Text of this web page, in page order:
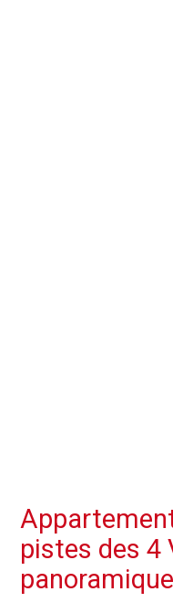
pistes des 4
panoramique